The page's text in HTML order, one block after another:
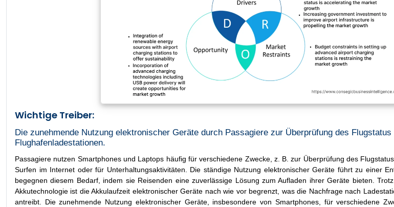
Wichtige Treiber:
Die zunehmende Nutzung elektronischer Geräte durch Passagiere zur Überprüfung des
Flughafenladestationen.
Passagiere nutzen Smartphones und Laptops häufig für verschiedene Zwecke, z. B. zur Überprüfung des
Surfen im Internet oder für Unterhaltungsaktivitäten. Die ständige Nutzung elektronischer Geräte führt zu einer
begegnen diesem Bedarf, indem sie Reisenden eine zuverlässige Lösung zum Aufladen ihrer Geräte bieten.
Akkutechnologie ist die Akkulaufzeit elektronischer Geräte nach wie vor begrenzt, was die Nachfrage nach
antreibt. Die zunehmende Nutzung elektronischer Geräte, insbesondere von Smartphones, für verschiedene